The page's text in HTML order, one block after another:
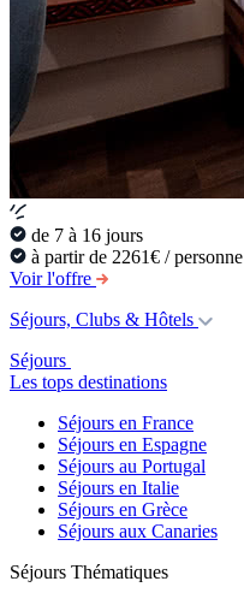
de 7 à 16 jours
à partir de 2261€ / personne
Voir l'offre
Séjours, Clubs & Hôtels
Séjours
Les tops destinations
Séjours en France
Séjours en Espagne
Séjours au Portugal
Séjours en Italie
Séjours en Grèce
Séjours aux Canaries
Séjours Thématiques